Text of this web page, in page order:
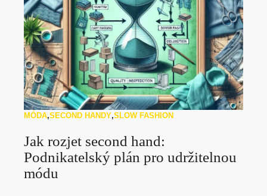
MÓDA,SECOND HANDY,SLOW FASHION
Jak rozjet second hand:
Podnikatelský plán pro udržitelnou
módu